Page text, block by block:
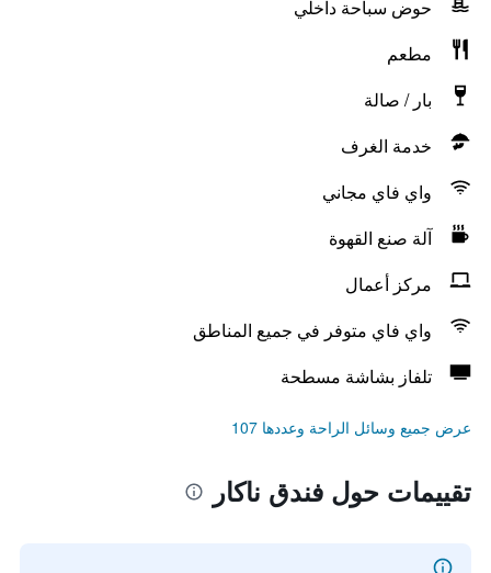
حوض سباحة داخلي
مطعم
بار / صالة
خدمة الغرف
واي فاي مجاني
آلة صنع القهوة
مركز أعمال
واي فاي متوفر في جميع المناطق
تلفاز بشاشة مسطحة
عرض جميع وسائل الراحة وعددها 107
تقييمات حول فندق ناكار